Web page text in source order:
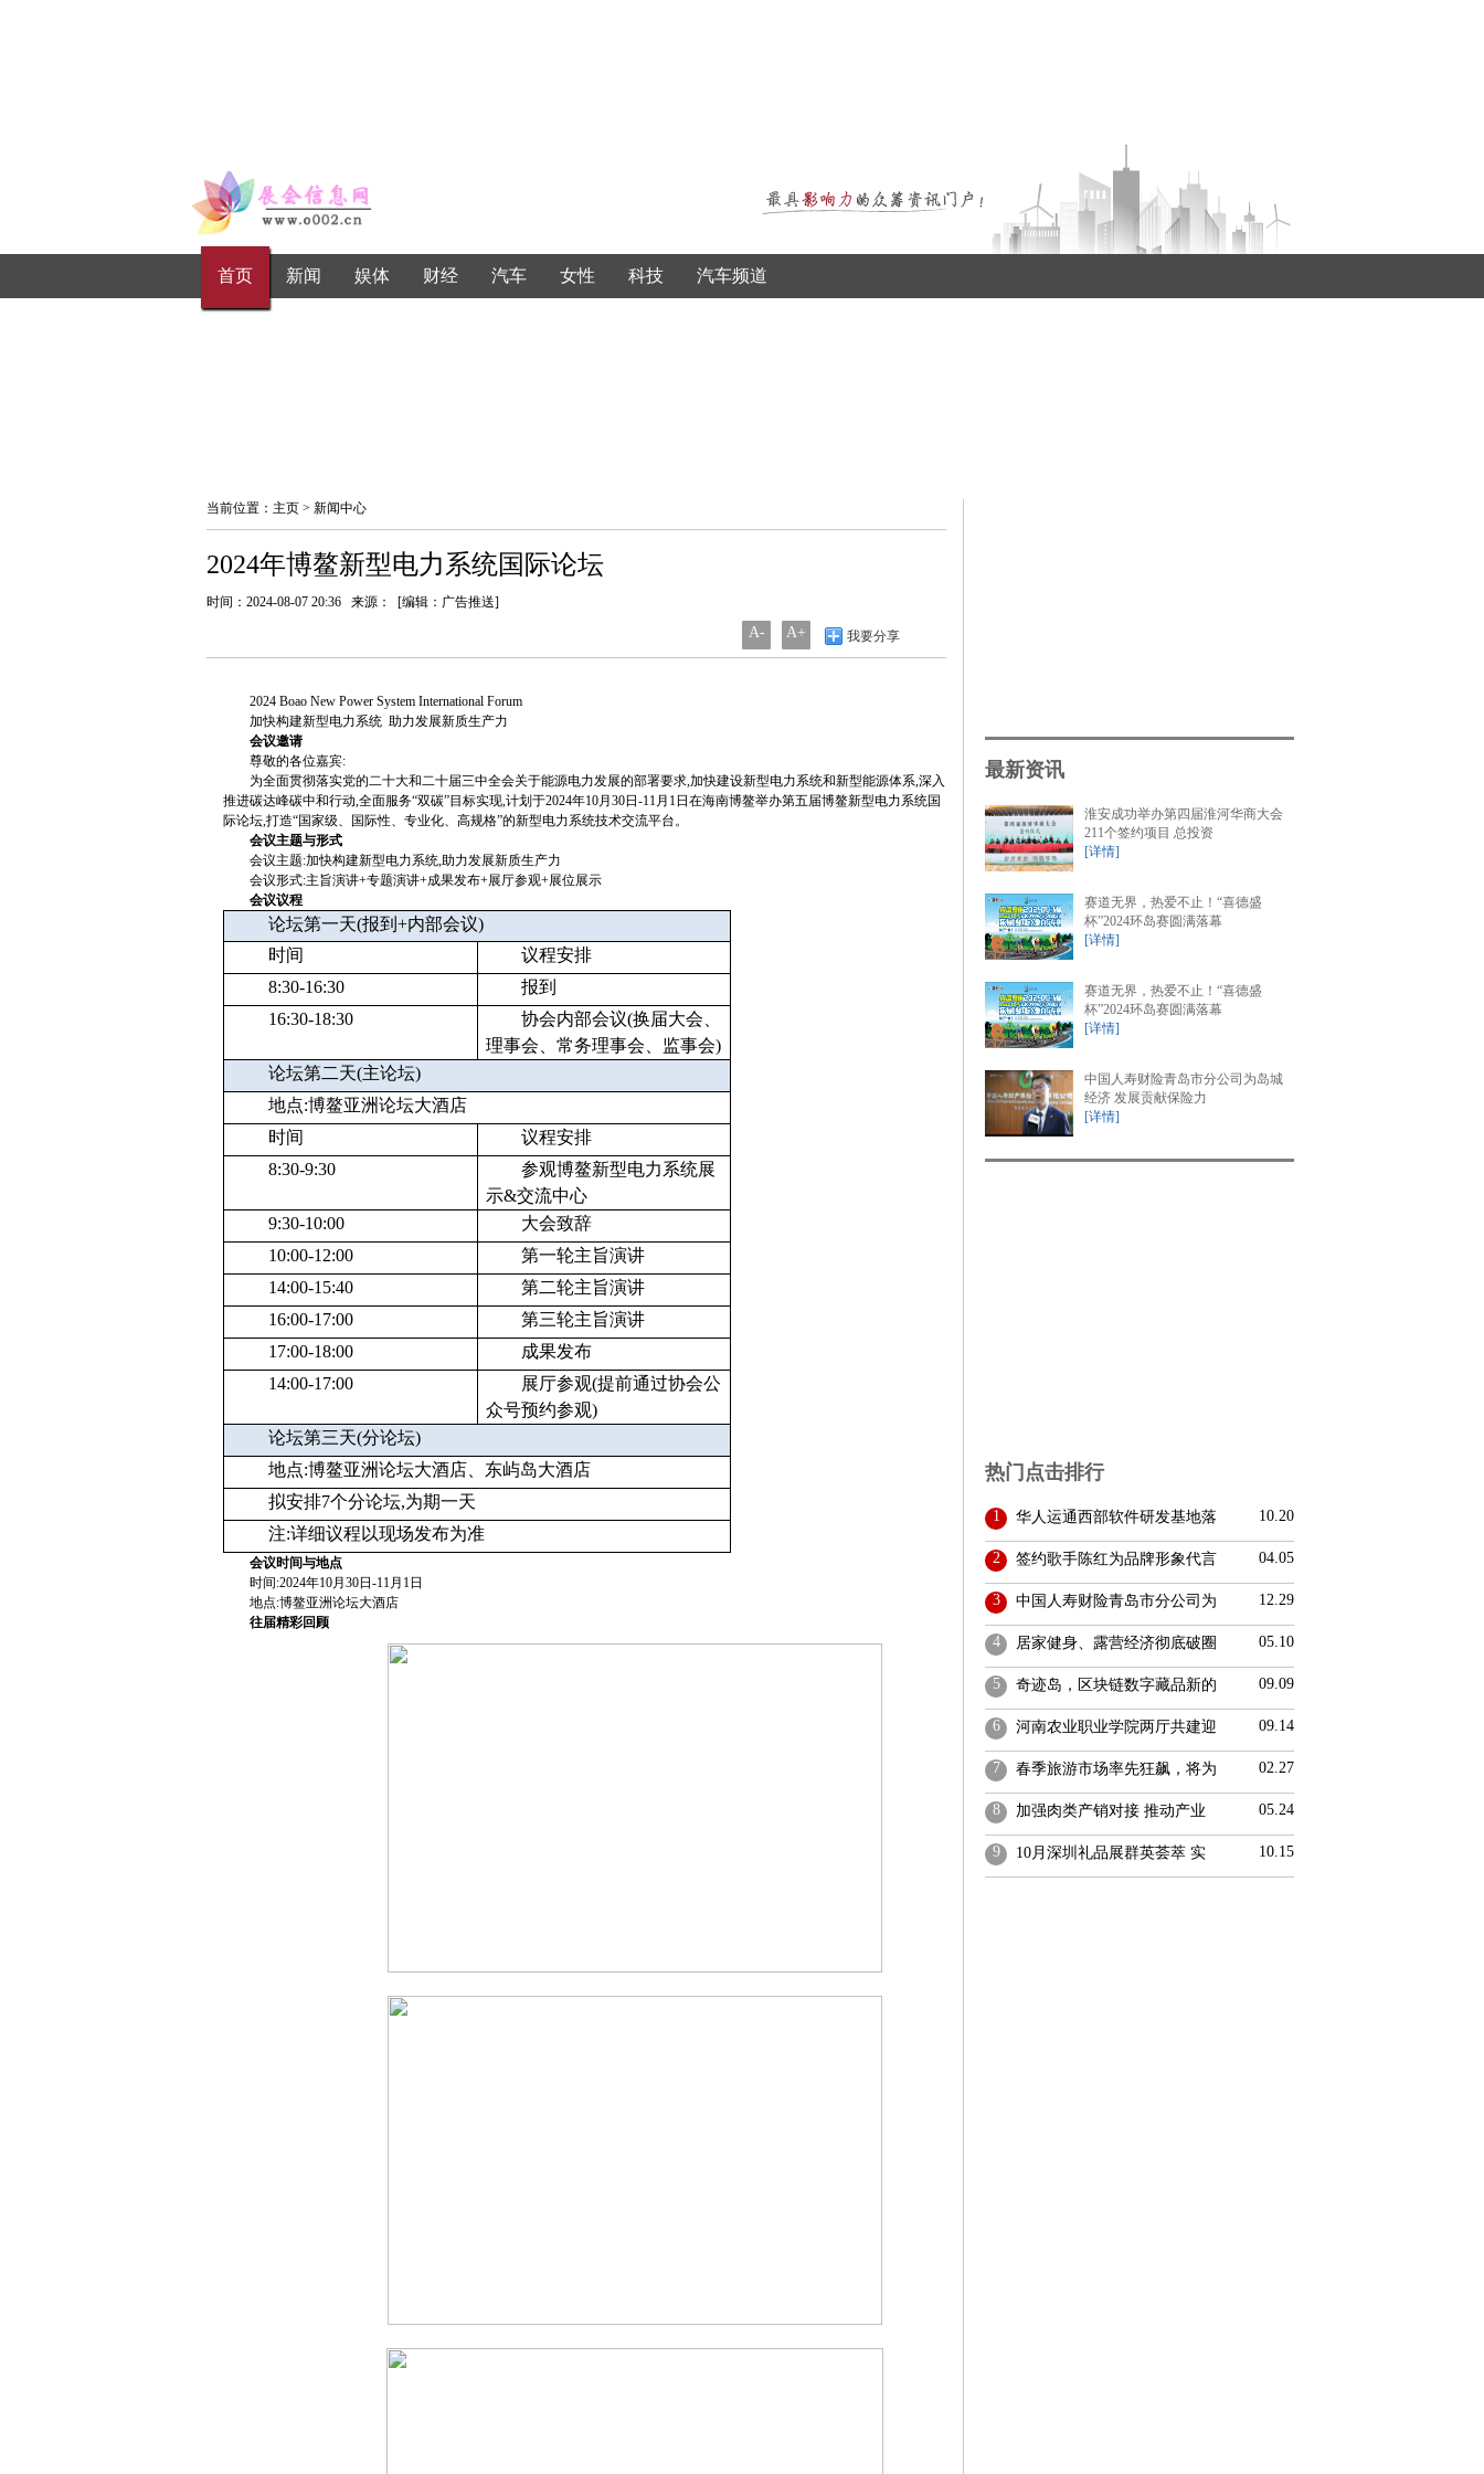
首页 新闻 娱体 财经 汽车 女性 科技 汽车频道
当前位置： 主页 > 新闻中心
2024年博鳌新型电力系统国际论坛
时间：2024-08-07 20:36 来源： [编辑：广告推送]
A- A+ 我要分享
2024 Boao New Power System International Forum
加快构建新型电力系统 助力发展新质生产力
会议邀请
尊敬的各位嘉宾:
为全面贯彻落实党的二十大和二十届三中全会关于能源电力发展的部署要求,加快建设新型电力系统和新型能源体系,深入
推进碳达峰碳中和行动,全面服务“双碳”目标实现,计划于2024年10月30日-11月1日在海南博鳌举办第五届博鳌新型电力系统国
际论坛,打造“国家级、国际性、专业化、高规格”的新型电力系统技术交流平台。
会议主题与形式
会议主题:加快构建新型电力系统,助力发展新质生产力
会议形式:主旨演讲+专题演讲+成果发布+展厅参观+展位展示
会议议程
论坛第一天(报到+内部会议)
时间
议程安排
8:30-16:30
报到
16:30-18:30
协会内部会议(换届大会、
理事会、常务理事会、监事会)
论坛第二天(主论坛)
地点:博鳌亚洲论坛大酒店
时间
议程安排
8:30-9:30
参观博鳌新型电力系统展
示&交流中心
9:30-10:00
大会致辞
10:00-12:00
第一轮主旨演讲
14:00-15:40
第二轮主旨演讲
16:00-17:00
第三轮主旨演讲
17:00-18:00
成果发布
14:00-17:00
展厅参观(提前通过协会公
众号预约参观)
论坛第三天(分论坛)
地点:博鳌亚洲论坛大酒店、东屿岛大酒店
拟安排7个分论坛,为期一天
注:详细议程以现场发布为准
会议时间与地点
时间:2024年10月30日-11月1日
地点:博鳌亚洲论坛大酒店
往届精彩回顾
最新资讯
淮安成功举办第四届淮河华商大会
211个签约项目 总投资
[详情]
赛道无界，热爱不止！“喜德盛
杯”2024环岛赛圆满落幕
[详情]
赛道无界，热爱不止！“喜德盛
杯”2024环岛赛圆满落幕
[详情]
中国人寿财险青岛市分公司为岛城
经济 发展贡献保险力
[详情]
热门点击排行
1 华人运通西部软件研发基地落 10.20
2 签约歌手陈红为品牌形象代言 04.05
3 中国人寿财险青岛市分公司为 12.29
4 居家健身、露营经济彻底破圈 05.10
5 奇迹岛，区块链数字藏品新的 09.09
6 河南农业职业学院两厅共建迎 09.14
7 春季旅游市场率先狂飙，将为 02.27
8 加强肉类产销对接 推动产业 05.24
9 10月深圳礼品展群英荟萃 实 10.15